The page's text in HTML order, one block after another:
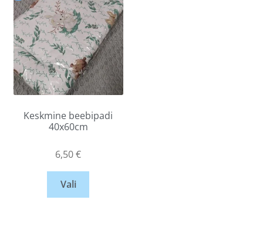
Keskmine beebipadi
40x60cm
6,50€
Vali